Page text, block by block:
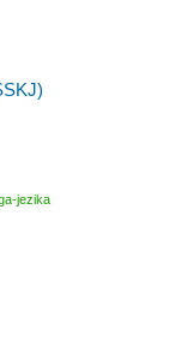
jezika